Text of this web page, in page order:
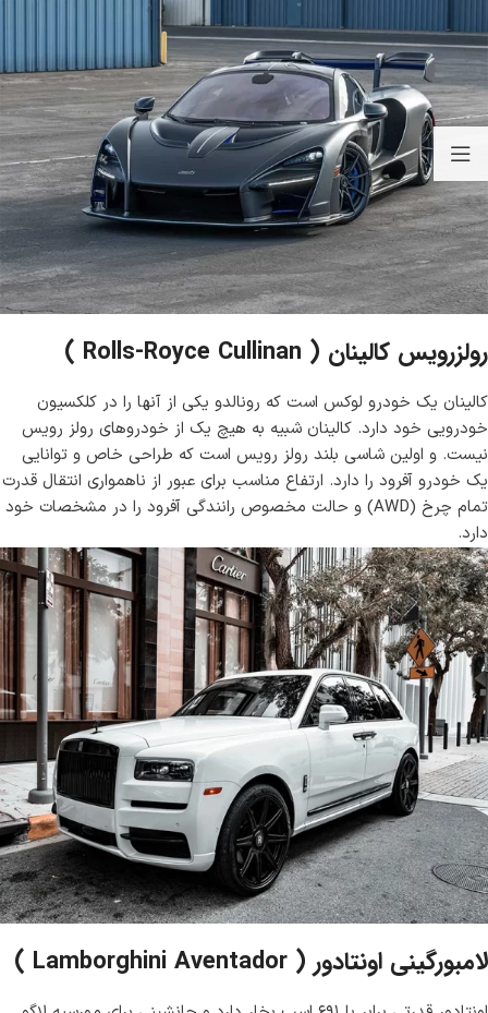
رولزرویس کالینان ( Rolls-Royce Cullinan )
کالینان یک خودرو لوکس است که رونالدو یکی از آنها را در کلکسیون
خودرویی خود دارد. کالینان شبیه به هیچ یک از خودروهای رولز رویس
نیست. و اولین شاسی بلند رولز رویس است که طراحی خاص و توانایی
یک خودرو آفرود را دارد. ارتفاع مناسب برای عبور از ناهمواری انتقال قدرت
تمام چرخ ‌(AWD) و حالت مخصوص رانندگی آفرود را در مشخصات خود
دارد.
لامبورگینی اونتادور ( Lamborghini Aventador )